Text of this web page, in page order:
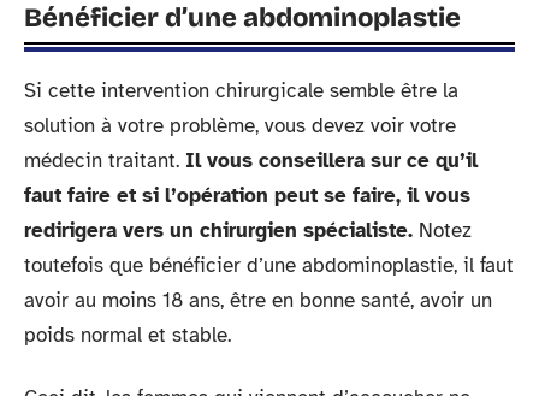
Bénéficier d’une abdominoplastie
Si cette intervention chirurgicale semble être la
solution à votre problème, vous devez voir votre
médecin traitant. Il vous conseillera sur ce qu’il
faut faire et si l’opération peut se faire, il vous
redirigera vers un chirurgien spécialiste. Notez
toutefois que bénéficier d’une abdominoplastie, il faut
avoir au moins 18 ans, être en bonne santé, avoir un
poids normal et stable.